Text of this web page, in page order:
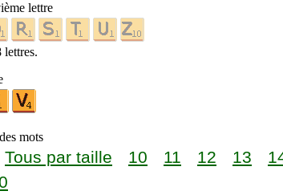
lettre
lettres.
mots
Tous par taille 10 11 12 13